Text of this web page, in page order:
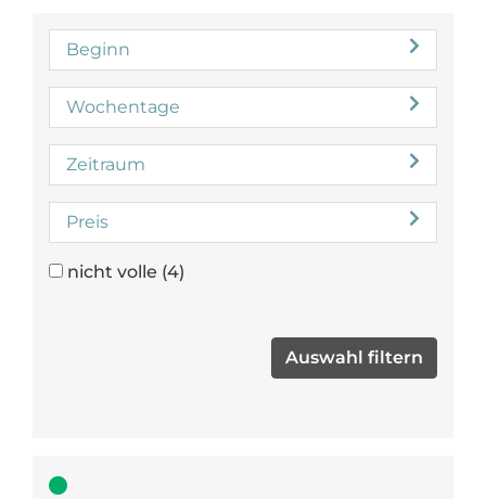
Beginn
Wochentage
Zeitraum
Preis
nicht volle (4)